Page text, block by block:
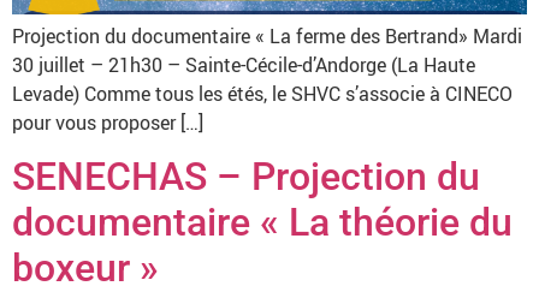
Projection du documentaire « La ferme des Bertrand» Mardi
30 juillet – 21h30 – Sainte-Cécile-d’Andorge (La Haute
Levade) Comme tous les étés, le SHVC s’associe à CINECO
pour vous proposer […]
SENECHAS – Projection du
documentaire « La théorie du
boxeur »